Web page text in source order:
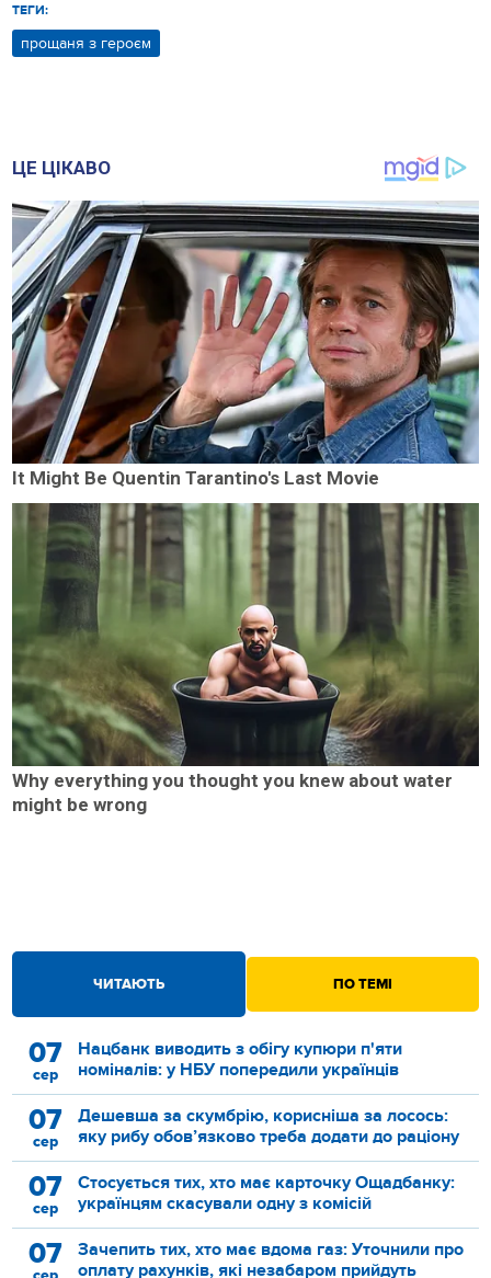
ТЕГИ:
прощаня з героєм
ЧИТАЮТЬ ПО ТЕМІ
07
сер
Нацбанк виводить з обігу купюри п'яти
номіналів: у НБУ попередили українців
07
сер
Дешевша за скумбрію, корисніша за лосось:
яку рибу обов’язково треба додати до раціону
07
сер
Стосується тих, хто має карточку Ощадбанку:
українцям скасували одну з комісій
07
Зачепить тих, хто має вдома газ: Уточнили про
оплату рахунків, які незабаром прийдуть
ЦЕ ЦІКАВО
It Might Be Quentin Tarantino's Last Movie
Why everything you thought you knew about water
might be wrong